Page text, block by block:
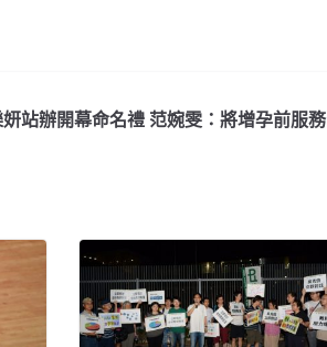
站辦開幕命名禮 范婉雯：將增孕前服務